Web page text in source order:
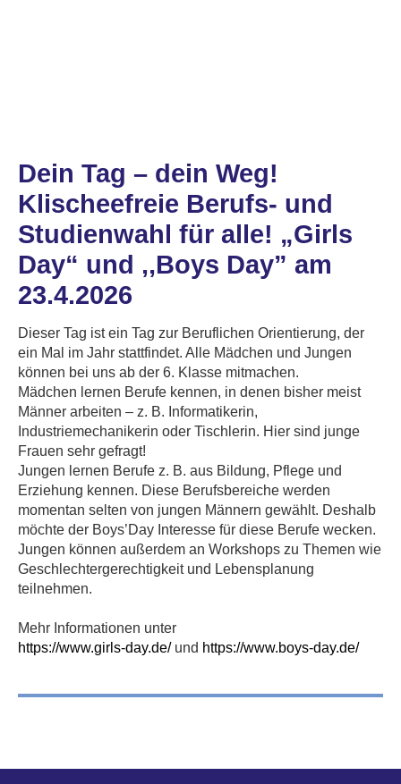
Dein Tag – dein Weg!
Klischeefreie Berufs- und
Studienwahl für alle! „Girls
Day“ und ,,Boys Day” am
23.4.2026
Dieser Tag ist ein Tag zur Beruflichen Orientierung, der
ein Mal im Jahr stattfindet. Alle Mädchen und Jungen
können bei uns ab der 6. Klasse mitmachen.
Mädchen lernen Berufe kennen, in denen bisher meist
Männer arbeiten – z. B. Informatikerin,
Industriemechanikerin oder Tischlerin. Hier sind junge
Frauen sehr gefragt!
Jungen lernen Berufe z. B. aus Bildung, Pflege und
Erziehung kennen. Diese Berufsbereiche werden
momentan selten von jungen Männern gewählt. Deshalb
möchte der Boys’Day Interesse für diese Berufe wecken.
Jungen können außerdem an Workshops zu Themen wie
Geschlechtergerechtigkeit und Lebensplanung
teilnehmen.
Mehr Informationen unter
https://www.girls-day.de/und https://www.boys-day.de/